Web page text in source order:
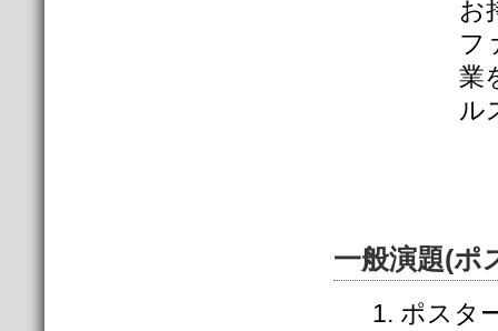
お
フ
業
ル
一般演題(ポ
ポスタ